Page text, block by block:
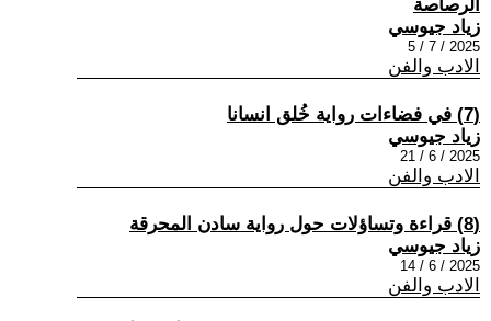
الرصاصة
زياد جيوسي
2025 / 7 / 5
الادب والفن
(7) في فضاءات رواية خُلق انسانا
زياد جيوسي
2025 / 6 / 21
الادب والفن
(8) قراءة وتساؤلات حول رواية سادن المحرقة
زياد جيوسي
2025 / 6 / 14
الادب والفن